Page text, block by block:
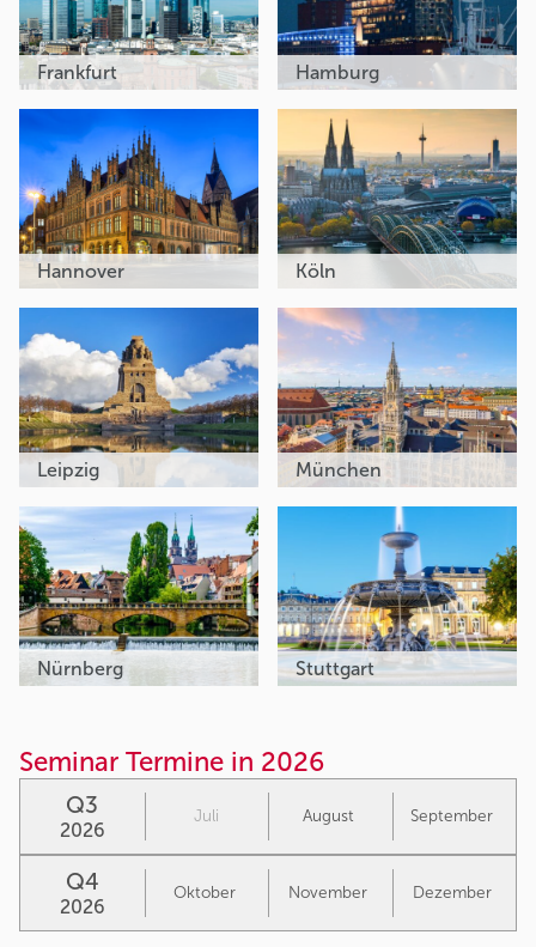
Frankfurt Hamburg
Hannover Köln
Leipzig München
Nürnberg Stuttgart
Seminar Termine in 2026
Q3
2026
Juli August September
Q4
2026
Oktober November Dezember